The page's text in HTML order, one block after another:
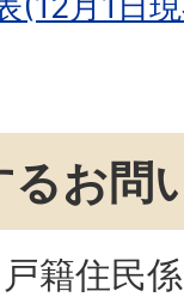
るお問
籍住民係